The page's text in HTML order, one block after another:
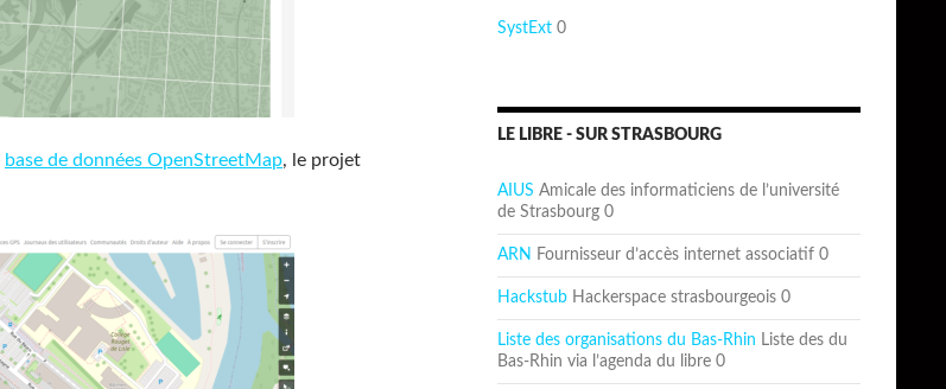
base de données OpenStreetMap, le projet
SystExt 0
LE LIBRE - SUR STRASBOURG
AIUS Amicale des informaticiens de l’université
de Strasbourg 0
ARN Fournisseur d’accès internet associatif 0
Hackstub Hackerspace strasbourgeois 0
Liste des organisations du Bas-Rhin Liste des du
Bas-Rhin via l’agenda du libre 0